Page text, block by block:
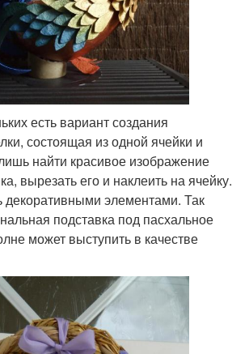
есть вариант создания
состоящая из одной ячейки и
найти красивое изображение
вырезать его и наклеить на ячейку.
элементами. Так
подставка под пасхальное
может выступить в качестве